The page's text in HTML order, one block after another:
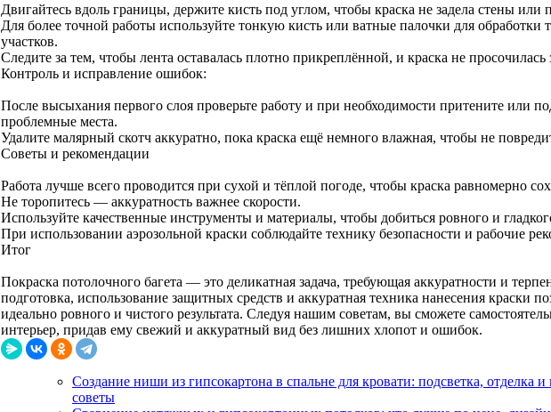
Двигайтесь вдоль границы, держите кисть под углом, чтобы краска не задела стены или
Для более точной работы используйте тонкую кисть или ватные палочки для обработки
участков.
Следите за тем, чтобы лента оставалась плотно прикреплённой, и краска не просочилась
Контроль и исправление ошибок:
После высыхания первого слоя проверьте работу и при необходимости притените или
проблемные места.
Удалите малярный скотч аккуратно, пока краска ещё немного влажная, чтобы не
Советы и рекомендации
Работа лучше всего проводится при сухой и тёплой погоде, чтобы краска равномерно
Не торопитесь — аккуратность важнее скорости.
Используйте качественные инструменты и материалы, чтобы добиться ровного и
При использовании аэрозольной краски соблюдайте технику безопасности и рабочие
Итог
Покраска потолочного багета — это деликатная задача, требующая аккуратности и
подготовка, использование защитных средств и аккуратная техника нанесения краски
идеально ровного и чистого результата. Следуя нашим советам, вы сможете
интерьер, придав ему свежий и аккуратный вид без лишних хлопот и ошибок.
Создание ниши из гипсокартона в спальне для кровати: подсветка, отделка и
советы